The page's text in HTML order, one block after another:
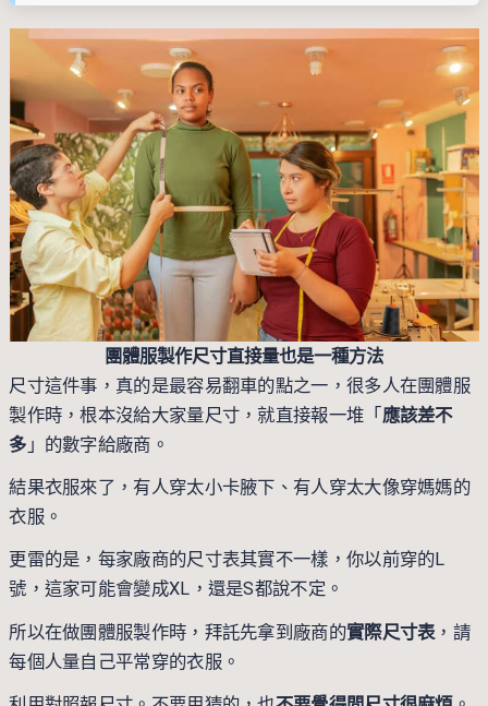
團體服製作尺寸直接量也是一種方法
尺寸這件事，真的是最容易翻車的點之一，很多人在團體服
製作時，根本沒給大家量尺寸，就直接報一堆「應該差不
多 」的數字給廠商。
結果衣服來了，有人穿太小卡腋下、有人穿太大像穿媽媽的
衣服。
更雷的是，每家廠商的尺寸表其實不一樣，你以前穿的L
號，這家可能會變成XL，還是S都說不定。
所以在做團體服製作時，拜託先拿到廠商的實際尺寸表 ，請
每個人量自己平常穿的衣服。